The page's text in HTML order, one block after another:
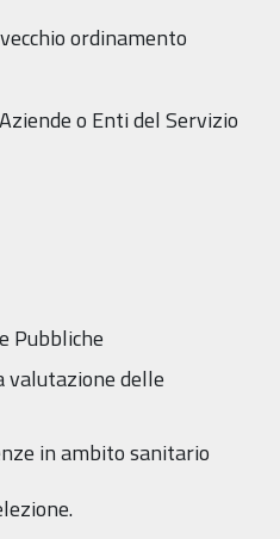
ordinamento
o Enti del Servizio
Pubbliche
valutazione delle
in ambito sanitario